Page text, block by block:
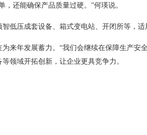
还能确保产品质量过硬。”何瑛说。
低压成套设备、箱式变电站、开闭所等，
来年发展蓄力。“我们会继续在保障生产安
领域开拓创新，让企业更具竞争力。